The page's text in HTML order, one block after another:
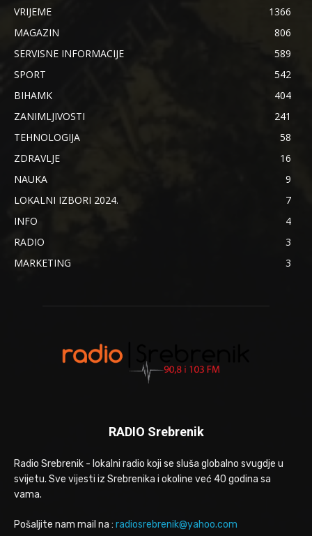
VRIJEME
1366
MAGAZIN
806
SERVISNE INFORMACIJE
589
SPORT
542
BIHAMK
404
ZANIMLJIVOSTI
241
TEHNOLOGIJA
58
ZDRAVLJE
16
NAUKA
9
LOKALNI IZBORI 2024.
7
INFO
4
RADIO
3
MARKETING
3
RADIO Srebrenik
Radio Srebrenik - lokalni radio koji se sluša globalno svugdje u
svijetu. Sve vijesti iz Srebrenika i okoline već 40 godina sa
vama.
Pošaljite nam mail na : radiosrebrenik@yahoo.com